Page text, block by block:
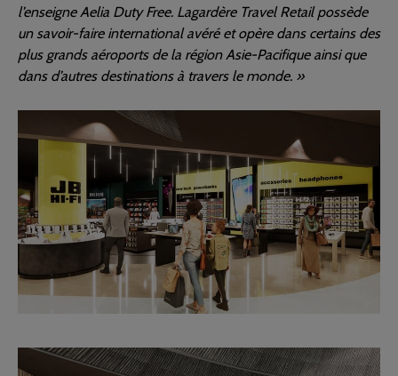
l’enseigne Aelia Duty Free. Lagardère Travel Retail possède
un savoir-faire international avéré et opère dans certains des
plus grands aéroports de la région Asie-Pacifique ainsi que
dans d’autres destinations à travers le monde. »